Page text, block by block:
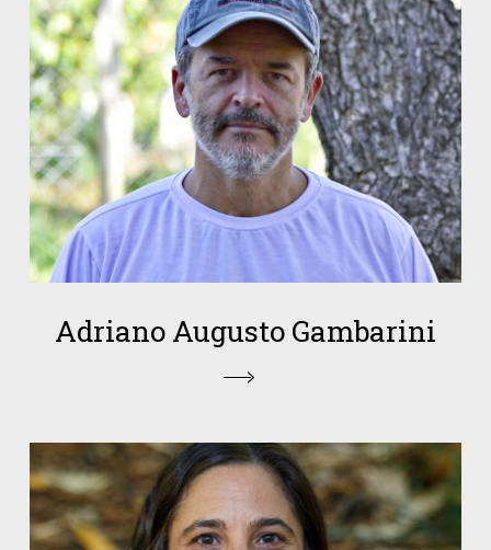
Adriano Augusto Gambarini